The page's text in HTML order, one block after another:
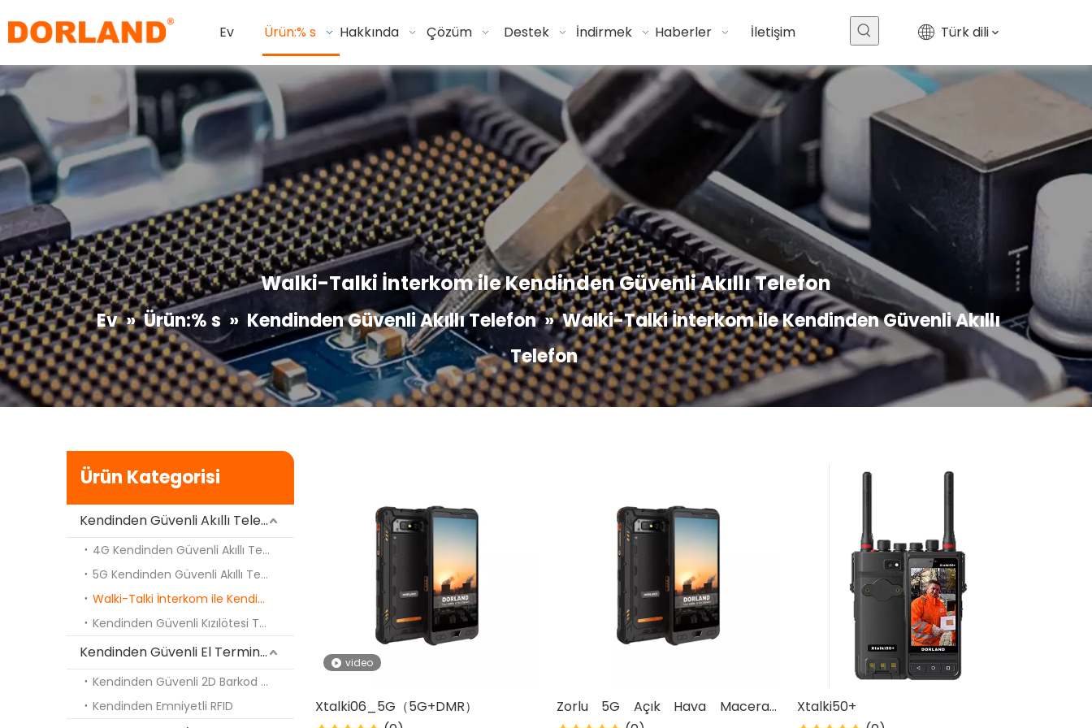
Ev Ürün:% s Hakkında Çözüm Destek İndirmek Haberler İletişim Türk dili
Walki-Talki İnterkom ile Kendinden Güvenli Akıllı Telefon
Ev »Ürün:% s » Kendinden Güvenli Akıllı Telefon »Walki-Talki İnterkom ile Kendinden Güvenli Akıllı
Telefon
Ürün Kategorisi
Kendinden Güvenli Akıllı Telefon
4G Kendinden Güvenli Akıllı Telefon
5G Kendinden Güvenli Akıllı Telefon
Walki-Talki İnterkom ile Kendinden Güvenli Akıllı Telefon
Kendinden Güvenli Kızılötesi Termal Görüntüleme
Kendinden Güvenli El Terminali PDA
Kendinden Güvenli 2D Barkod Tarama Motoru
Kendinden Emniyetli RFID
video
Xtalki06_5G（5G+DMR）
Zorlu 5G Açık Hava Macerası
Xtalki50+